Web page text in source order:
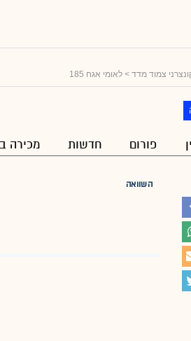
צמוד מדד > לאומי אגח 185
פורום חדשות מכירה
השוואה